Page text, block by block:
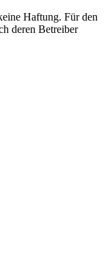
Haftung. Für den
deren Betreiber